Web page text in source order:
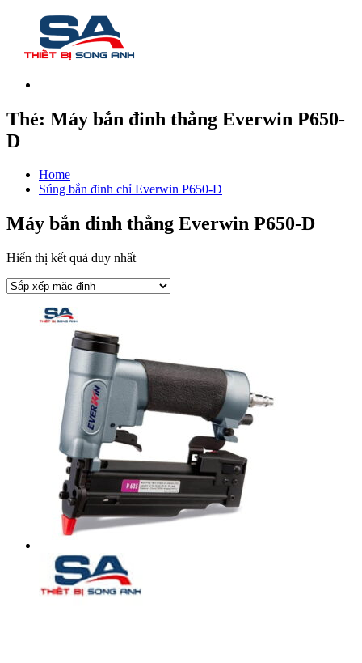
Thẻ: Máy bắn đinh thẳng Everwin P650-
D
Home
Súng bắn đinh chỉ Everwin P650-D
Máy bắn đinh thẳng Everwin P650-D
Hiển thị kết quả duy nhất